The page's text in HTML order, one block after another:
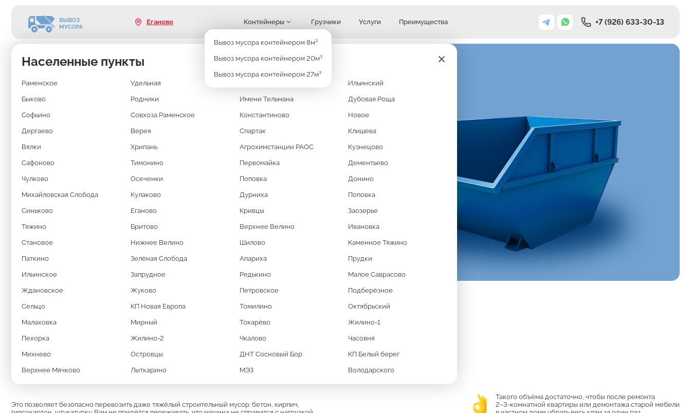
Еганово
Населенные пункты
Раменское Удельная Ильинский
Быково Родники Имени Тельмана Дубовая Роща
Софьино Совхоза Раменское Константиново Новое
Дергаево Верея Спартак Клишева
Вялки Хрипань Агрохимстанции РАОС Кузнецово
Сафоново Тимонино Первомайка Дементьево
Чулково Осеченки Поповка Донино
Михайловская Слобода Кулаково Дурниха Поповка
Синьково Еганово Кривцы Заозерье
Тяжино Бритово Верхнее Велино Ивановка
Становое Нижнее Велино Шилово Каменное Тяжино
Паткино Зелёная Слобода Апариха Прудки
Ильинское Запрудное Редькино Малое Саврасово
Ждановское Жуково Петровское Подберёзное
Сельцо КП Новая Европа Томилино Октябрьский
Малаховка Мирный Токарёво Жилино-1
Пехорка Жилино-2 Чкалово Часовня
Михнево Островцы ДНТ Сосновый Бор КП Белый берег
Верхнее Мячково Лыткарино МЭЗ Володарского
Контейнеры
Вывоз мусора контейнером 8м³
Вывоз мусора контейнером 20м³
Вывоз мусора контейнером 27м³
Грузчики Услуги Преимущества +7 (926) 633-30-13
ВЫВОЗ МУСОРА
В ЕГАНОВО
КОНТЕЙНЕРОМ 8М³
Если вы затеяли ремонт квартиры, разбираете гараж или убираете строительный мусор
легковые машины тут не помогут.
Оптимальное решение — вывоз мусора в Еганово контейнером 8м3. Маневренный
или это сделают наши грузчики.
МЫ ИСПОЛЬЗУЕМ СОВРЕМЕННЫЕ
МУСОРОВОЗЫ
МАЗ И SKANIA
Это позволяет безопасно перевозить даже тяжёлый строительный мусор: бетон, кирпич,
Такого объёма достаточно, чтобы после ремонта
2–3-комнатной квартиры или демонтажа старой мебели
Узнать стоимость